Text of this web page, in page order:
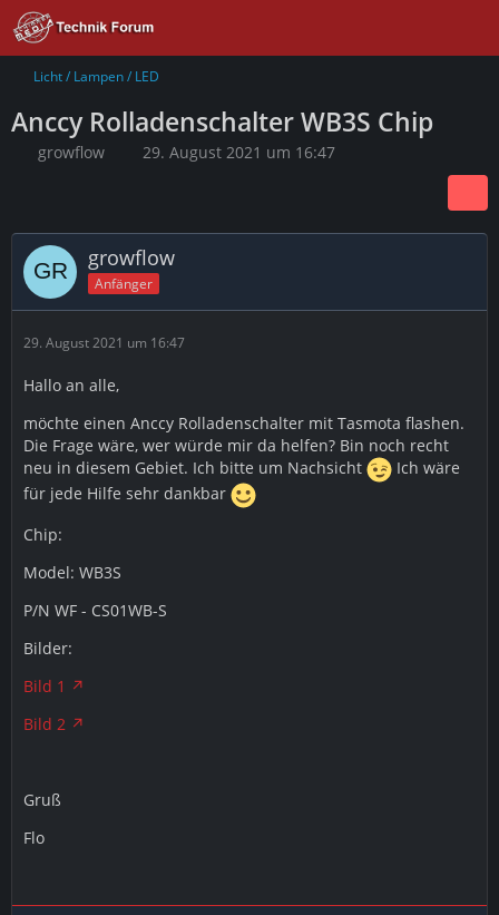
Licht / Lampen / LED
Anccy Rolladenschalter WB3S Chip
growflow 29. August 2021 um 16:47
growflow
Anfänger
29. August 2021 um 16:47
Hallo an alle,
möchte einen Anccy Rolladenschalter mit Tasmota flashen.
Die Frage wäre, wer würde mir da helfen? Bin noch recht
neu in diesem Gebiet. Ich bitte um Nachsicht
Ich wäre
für jede Hilfe sehr dankbar
Chip:
Model: WB3S
P/N WF - CS01WB-S
Bilder:
Bild 1
Bild 2
Gruß
Flo